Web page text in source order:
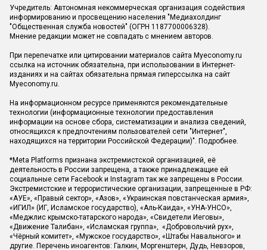
Учредитель: Автономная некоммерческая организация содействия
информированию и просвещению населения "Медиахолдинг
"Общественная служба новостей" (ОГРН 1187700006328).
Мнение редакции может не совпадать с мнением авторов.
При перепечатке или цитировании материалов сайта Myeconomy.ru
ссылка на источник обязательна, при использовании в Интернет-
изданиях и на сайтах обязательна прямая гиперссылка на сайт
Myeconomy.ru.
На информационном ресурсе применяются рекомендательные
технологии (информационные технологии предоставления
информации на основе сбора, систематизации и анализа сведений,
относящихся к предпочтениям пользователей сети "Интернет",
находящихся на территории Российской Федерации)". Подробнее.
*Meta Platforms признана экстремистской организацией, её
деятельность в России запрещена, а также принадлежащие ей
социальные сети Facebook и Instagram так же запрещены в России.
Экстремистские и террористические организации, запрещенные в РФ:
«АУЕ», «Правый сектор», «Азов», «Украинская повстанческая армия»,
«ИГИЛ» (ИГ, Исламское государство), «Аль-Каида», «УНА-УНСО»,
«Меджлис крымско-татарского народа», «Свидетели Иеговы»,
«Движение Талибан», «Исламская группа», «Добровольчий рух»,
«Чёрный комитет», «Мужское государство», «Штабы Навального» и
другие. Перечень иноагентов: Галкин, Моргенштерн, Дудь, Невзоров,